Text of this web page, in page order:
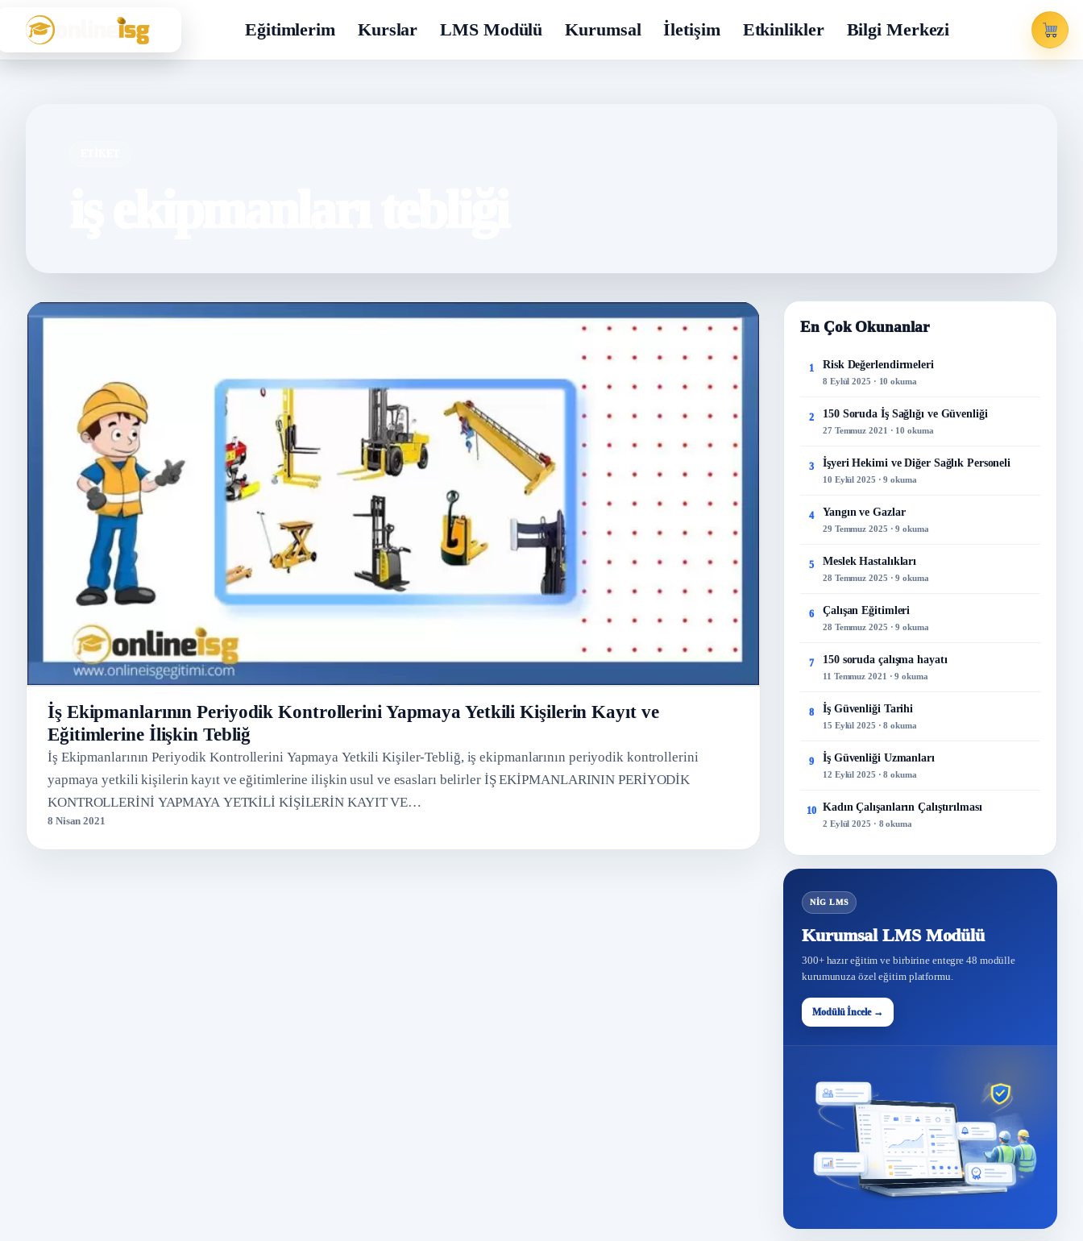
Eğitimlerim Kurslar LMS Modülü Kurumsal İletişim Etkinlikler Bilgi Merkezi
İş Ekipmanlarının Periyodik Kontrollerini Yapmaya Yetkili Kişilerin Kayıt ve
Eğitimlerine İlişkin Tebliğ
İş Ekipmanlarının Periyodik Kontrollerini Yapmaya Yetkili Kişiler-Tebliğ, iş ekipmanlarının periyodik kontrollerini
yapmaya yetkili kişilerin kayıt ve eğitimlerine ilişkin usul ve esasları belirler İŞ EKİPMANLARININ PERİYODİK
KONTROLLERİNİ YAPMAYA YETKİLİ KİŞİLERİN KAYIT VE…
8 Nisan 2021
En Çok Okunanlar
1 Risk Değerlendirmeleri
8 Eylül 2025 · 10 okuma
2 150 Soruda İş Sağlığı ve Güvenliği
27 Temmuz 2021 · 10 okuma
3 İşyeri Hekimi ve Diğer Sağlık Personeli
10 Eylül 2025 · 9 okuma
4 Yangın ve Gazlar
29 Temmuz 2025 · 9 okuma
5 Meslek Hastalıkları
28 Temmuz 2025 · 9 okuma
6 Çalışan Eğitimleri
28 Temmuz 2025 · 9 okuma
7 150 soruda çalışma hayatı
11 Temmuz 2021 · 9 okuma
8 İş Güvenliği Tarihi
15 Eylül 2025 · 8 okuma
9 İş Güvenliği Uzmanları
12 Eylül 2025 · 8 okuma
10 Kadın Çalışanların Çalıştırılması
2 Eylül 2025 · 8 okuma
NİG LMS
Kurumsal LMS Modülü
300+ hazır eğitim ve birbirine entegre 48 modülle
kurumunuza özel eğitim platformu.
Modülü İncele →